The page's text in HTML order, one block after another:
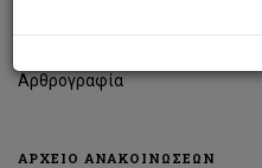
Αρθρογραφία
ΑΡΧΕΙΟ ΑΝΑΚΟΙΝΩΣΕΩΝ